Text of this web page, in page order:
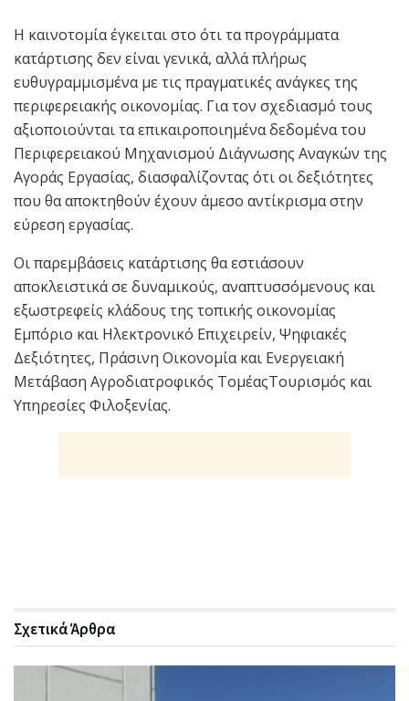
Η καινοτομία έγκειται στο ότι τα προγράμματα
κατάρτισης δεν είναι γενικά, αλλά πλήρως
ευθυγραμμισμένα με τις πραγματικές ανάγκες της
περιφερειακής οικονομίας. Για τον σχεδιασμό τους
αξιοποιούνται τα επικαιροποιημένα δεδομένα του
Περιφερειακού Μηχανισμού Διάγνωσης Αναγκών της
Αγοράς Εργασίας, διασφαλίζοντας ότι οι δεξιότητες
που θα αποκτηθούν έχουν άμεσο αντίκρισμα στην
εύρεση εργασίας.
Οι παρεμβάσεις κατάρτισης θα εστιάσουν
αποκλειστικά σε δυναμικούς, αναπτυσσόμενους και
εξωστρεφείς κλάδους της τοπικής οικονομίας
Εμπόριο και Ηλεκτρονικό Επιχειρείν, Ψηφιακές
Δεξιότητες, Πράσινη Οικονομία και Ενεργειακή
Μετάβαση Αγροδιατροφικός ΤομέαςΤουρισμός και
Υπηρεσίες Φιλοξενίας.
ΣχετικάΆρθρα